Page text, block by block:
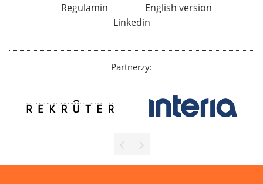
Regulamin
English version
Linkedin
Partnerzy: